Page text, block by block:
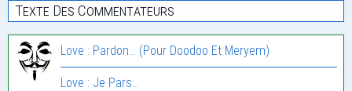
Texte Des Commentateurs
Love : Pardon… (Pour Doodoo Et Meryem)
Love : Je Pars…